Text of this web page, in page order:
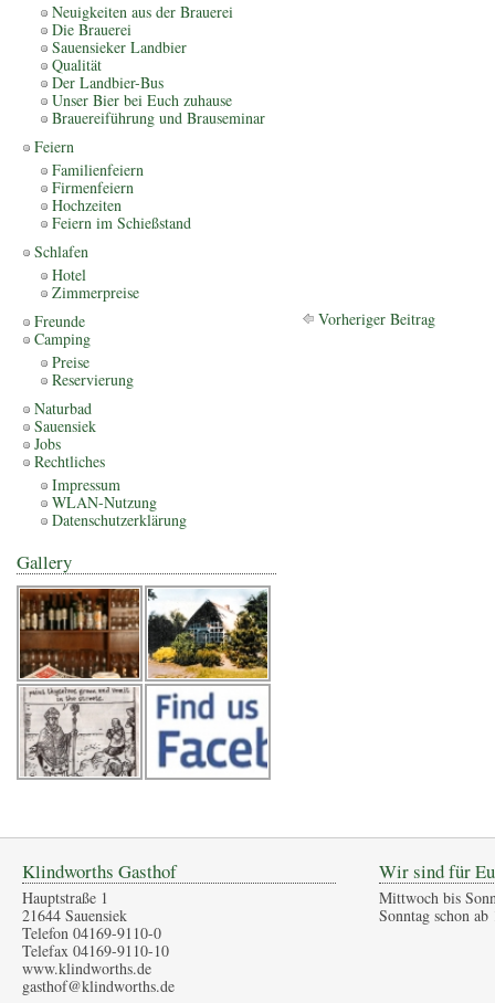
Vorheriger Beitrag
Neuigkeiten aus der Brauerei
Die Brauerei
Sauensieker Landbier
Qualität
Der Landbier-Bus
Unser Bier bei Euch zuhause
Brauereiführung und Brauseminar
Feiern
Familienfeiern
Firmenfeiern
Hochzeiten
Feiern im Schießstand
Schlafen
Hotel
Zimmerpreise
Freunde
Camping
Preise
Reservierung
Naturbad
Sauensiek
Jobs
Rechtliches
Impressum
WLAN-Nutzung
Datenschutzerklärung
Gallery
Klindworths Gasthof
Hauptstraße 1
21644 Sauensiek
Telefon 04169-9110-0
Telefax 04169-9110-10
www.klindworths.de
gasthof@klindworths.de
Wir sind für
Mittwoch bis
Sonntag schon